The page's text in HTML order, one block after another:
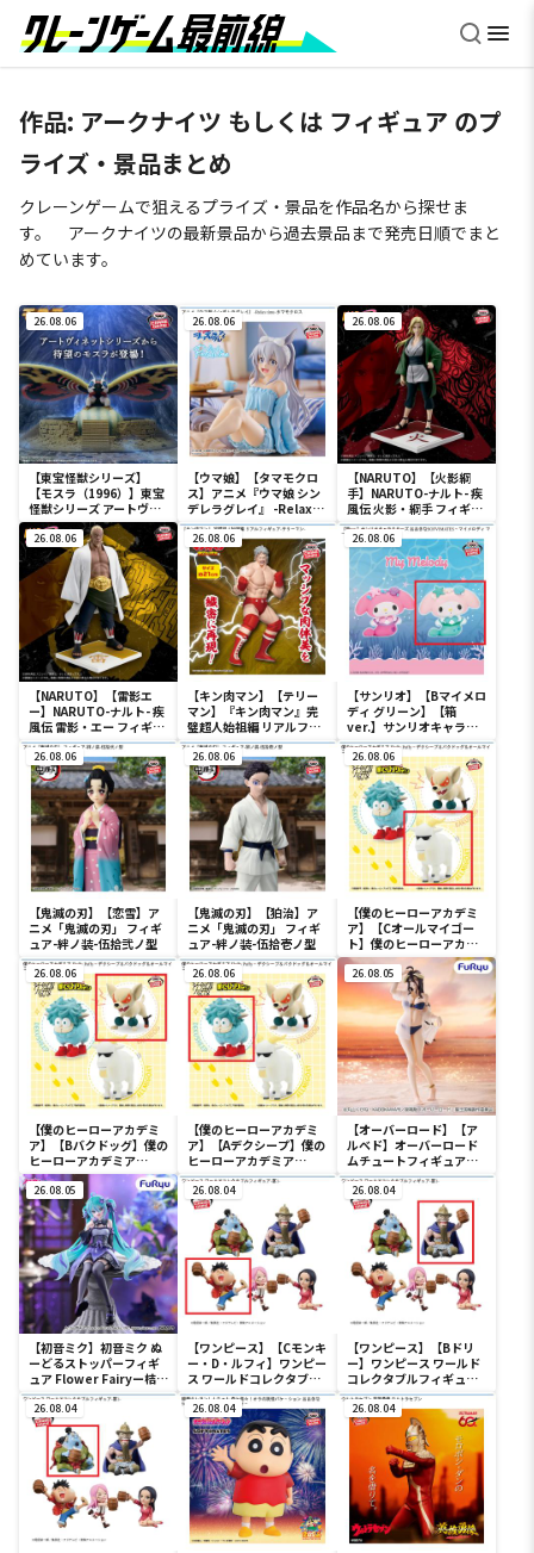
作品: アークナイツ もしくは フィギュア のプ
ライズ・景品まとめ
クレーンゲームで狙えるプライズ・景品を作品名から探せま
す。 アークナイツの最新景品から過去景品まで発売日順でまと
めています。
26.08.06
【東宝怪獣シリーズ】
【モスラ（1996）】東宝
怪獣シリーズ アートヴィ
ネット モスラ（1996）
26.08.06
【ウマ娘】【タマモクロ
ス】アニメ『ウマ娘 シン
デレラグレイ』 -Relax
time-タマモクロス
26.08.06
【NARUTO】【火影綱
手】NARUTO-ナルト- 疾
風伝 火影・綱手 フィギュ
ア～五影集結…!!～
26.08.06
【NARUTO】【雷影エ
ー】NARUTO-ナルト- 疾
風伝 雷影・エー フィギュ
ア～五影集結…!!～
26.08.06
【キン肉マン】【テリー
マン】『キン肉マン』完
璧超人始祖編 リアルフィ
ギュア-テリーマン-
26.08.06
【サンリオ】【Bマイメロ
ディ グリーン】【箱
ver.】サンリオキャラク
ターズ おおきな
SOFVIMATES～マイメロ
ディ マーメイドver. ～
26.08.06
【鬼滅の刃】【恋雪】ア
ニメ「鬼滅の刃」 フィギ
ュア-絆ノ装-伍拾弐ノ型
26.08.06
【鬼滅の刃】【狛治】ア
ニメ「鬼滅の刃」 フィギ
ュア-絆ノ装-伍拾壱ノ型
26.08.06
【僕のヒーローアカデミ
ア】【Cオールマイゴー
ト】僕のヒーローアカデ
ミア Fluffy Puffy～デク
シープ＆バクドッグ＆オ
ールマイゴート～
26.08.06
【僕のヒーローアカデミ
ア】【Bバクドッグ】僕の
ヒーローアカデミア
Fluffy Puffy～デクシー
プ＆バクドッグ＆オール
マイゴート～
26.08.06
【僕のヒーローアカデミ
ア】【Aデクシープ】僕の
ヒーローアカデミア
Fluffy Puffy～デクシー
プ＆バクドッグ＆オール
マイゴート～
26.08.05
【オーバーロード】【ア
ルベド】オーバーロード
ムチュートフィギュアー
アルベド・aqua ver.ー
26.08.05
【初音ミク】初音ミク ぬ
ーどるストッパーフィギ
ュア Flower Fairyー桔梗
ー
26.08.04
【ワンピース】【Cモンキ
ー・D・ルフィ】ワンピー
ス ワールドコレクタブル
フィギュア-宴1-
26.08.04
【ワンピース】【Bドリ
ー】ワンピース ワールド
コレクタブルフィギュア-
宴1-
26.08.04 26.08.04 26.08.04